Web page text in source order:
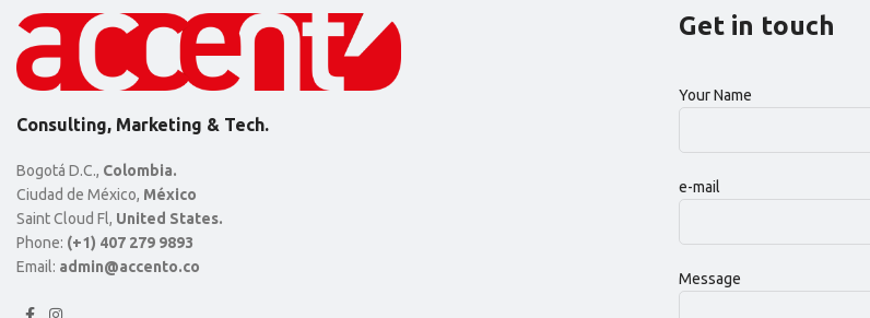
Consulting, Marketing & Tech.
Bogotá D.C., Colombia.
Ciudad de México, México
Saint Cloud Fl, United States.
Phone: (+1) 407 279 9893
Email: admin@accento.co
Get in touch
Your Name
e-mail
Message